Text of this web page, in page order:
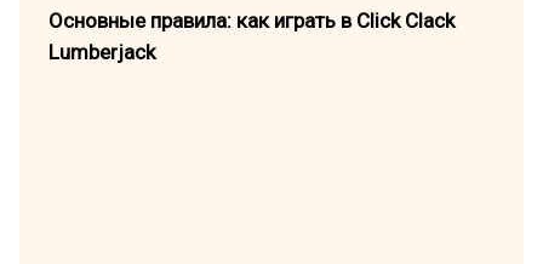
Основные правила: как играть в Click Clack
Lumberjack